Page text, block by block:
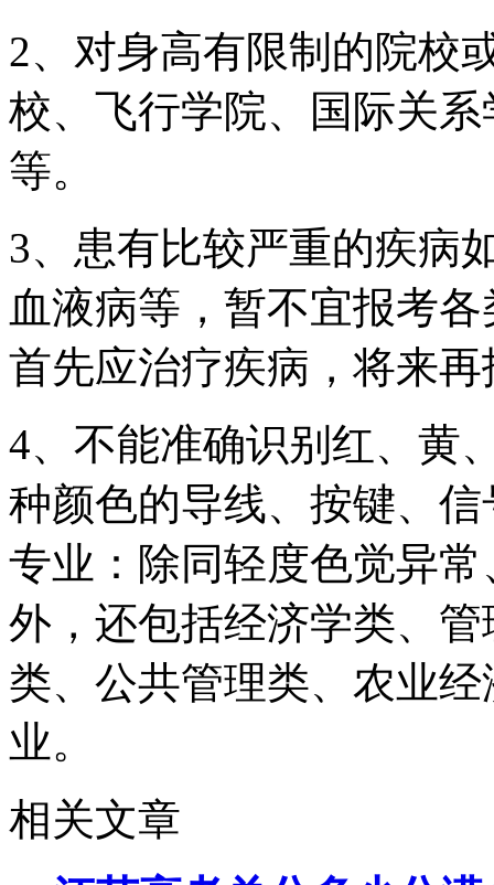
2、对身高有限制的院校
校、飞行学院、国际关
等。
3、患有比较严重的疾病
血液病等，暂不宜报考
首先应治疗疾病，将来
4、不能准确识别红、黄
种颜色的导线、按键、
专业：除同轻度色觉异
外，还包括经济学类、
类、公共管理类、农业
业。
相关文章